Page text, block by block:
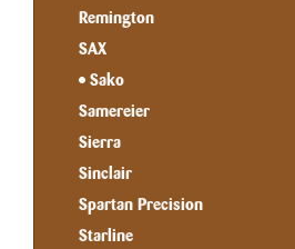
Remington
SAX
Sako
Samereier
Sierra
Sinclair
Spartan Precision
Starline